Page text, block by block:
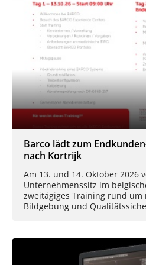
Barco lädt zum
nach Kortrijk
Am 13. und 14. Oktober 2026
Unternehmenssitz im
zweitägiges Training rund um
Bildgebung und